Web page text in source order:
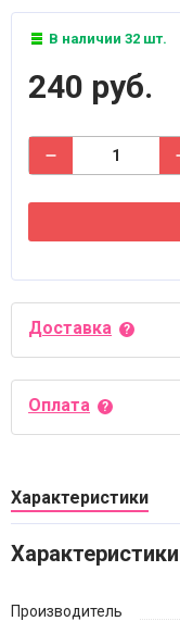
В наличии 32 шт.
240 руб.
Доставка
Оплата
Характеристики
Характеристики
Производитель